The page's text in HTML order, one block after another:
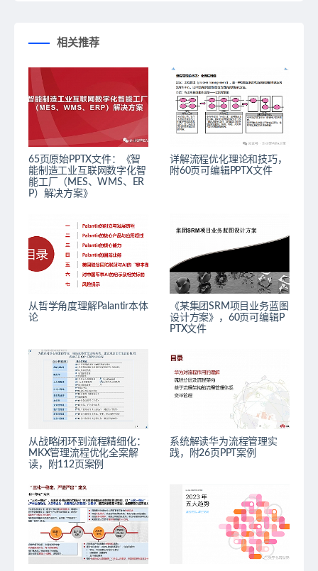
相关推荐
65页原始PPTX文件：《智
能制造工业互联网数字化智
能工厂（MES、WMS、ER
P）解决方案》
详解流程优化理论和技巧，
附60页可编辑PPTX文件
从哲学角度理解Palantir本体
论
《某集团SRM项目业务蓝图
设计方案》，60页可编辑P
PTX文件
从战略闭环到流程精细化：
MKX管理流程优化全案解
读，附112页案例
系统解读华为流程管理实
践，附26页PPT案例